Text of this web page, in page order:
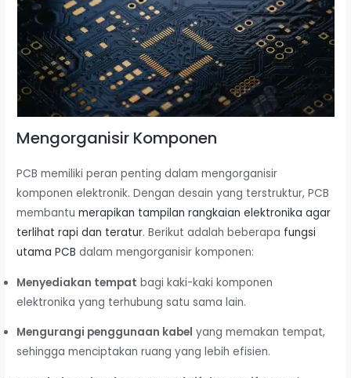
Mengorganisir Komponen
PCB memiliki peran penting dalam mengorganisir
komponen elektronik. Dengan desain yang terstruktur, PCB
membantumerapikan tampilan rangkaian elektronika agar
terlihat rapi dan teratur. Berikut adalah beberapa fungsi
utama PCB dalam mengorganisir komponen:
Menyediakan tempat bagi kaki-kaki komponen
elektronika yang terhubung satu sama lain.
Mengurangi penggunaan kabel yang memakan tempat,
sehingga menciptakan ruang yang lebih efisien.